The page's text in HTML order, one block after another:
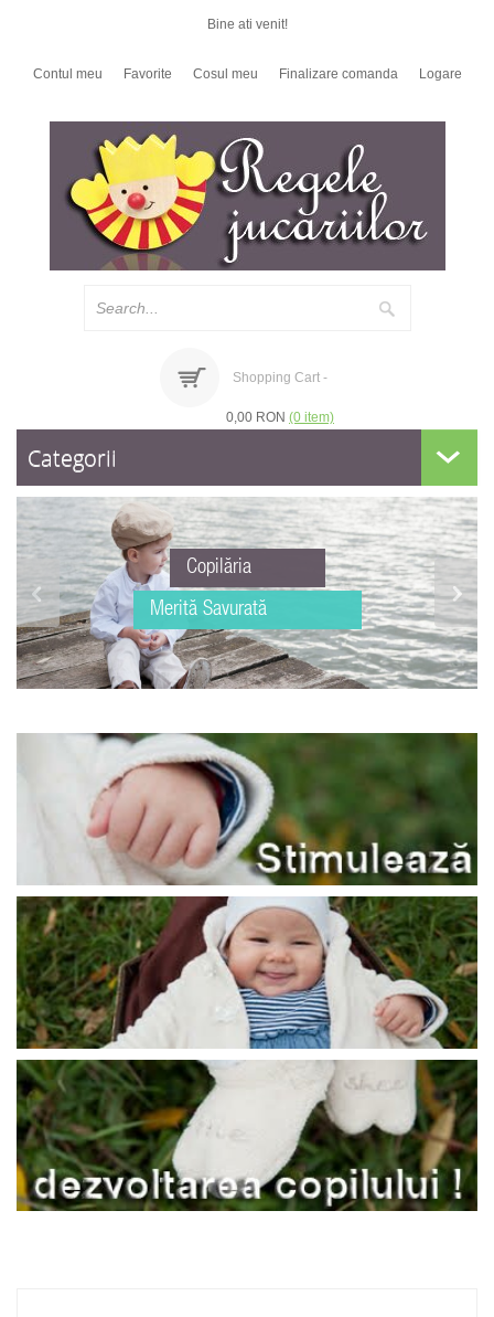
Bine ati venit!
Contul meu Favorite Cosul meu Finalizare comanda Logare
Shopping Cart -
0,00 RON (0 item)
Categorii
Copilăria
Merită Savurată